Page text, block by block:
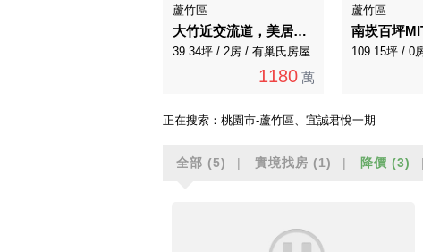
蘆竹區
大竹近交流道，美居景觀高樓兩房車
39.34坪 / 2房 / 有巢氏房屋
1180 萬
蘆竹區
正在搜索： 桃園市-蘆竹區、宜誠君悅一期
全部 (5) 實境找房 (1) 降價 (3)